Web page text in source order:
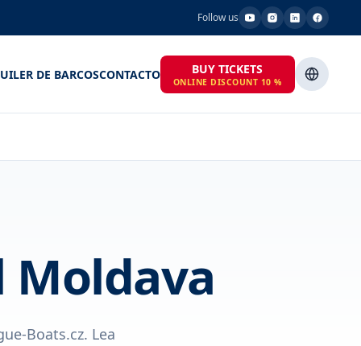
Follow us
DE BARCOSCONTACTO BUY TICKETS
ONLINE DISCOUNT 10 %
Moldava
Boats.cz. Lea